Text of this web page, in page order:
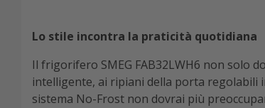
Lo stile incontra la praticità quotidiana
Il frigorifero SMEG FAB32LWH6 non solo
intelligente, ai ripiani della porta regolabili
sistema No-Frost non dovrai più